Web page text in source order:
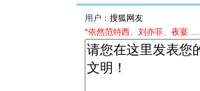
用户：
*依然范特西、刘亦菲、夜宴